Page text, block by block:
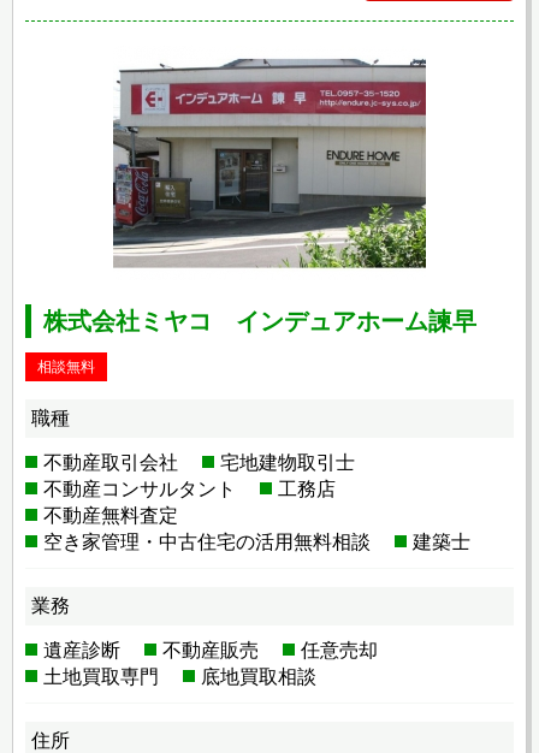
株式会社ミヤコ インデュアホーム諫早
相談無料
職種
不動産取引会社
宅地建物取引士
不動産コンサルタント
工務店
不動産無料査定
空き家管理・中古住宅の活用無料相談
建築士
業務
遺産診断 不動産販売
任意売却
土地買取専門
底地買取相談
住所